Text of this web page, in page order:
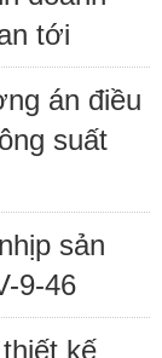
tới
án điều
suất
sản
9-46
kế